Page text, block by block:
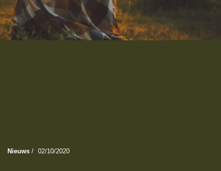
Nieuws / 02/10/2020